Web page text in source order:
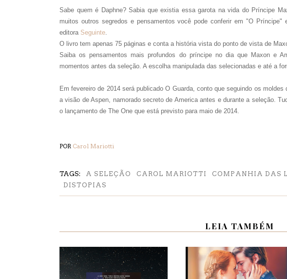
Sabe quem é Daphne? Sabia que existia essa garota na vida do Príncipe
muitos outros segredos e pensamentos você pode conferir em "O Príncipe"
editora Seguinte.
O livro tem apenas 75 páginas e conta a história vista do ponto de vista de
Saiba os pensamentos mais profundos do príncipe no dia que Maxon e
momentos antes da seleção. A escolha manipulada das selecionadas e até a
Em fevereiro de 2014 será publicado O Guarda, conto que seguindo os
a visão de Aspen, namorado secreto de America antes e durante a seleção.
o lançamento de The One que está previsto para maio de 2014.
POR Carol Mariotti
TAGS: A SELEÇÃO CAROL MARIOTTI
COMPANHIA DAS
DISTOPIAS
LEIA TAMBÉM